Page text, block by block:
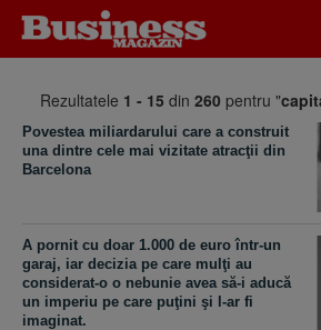
Rezultatele 1 - 15 din 260 pentru "
Povestea miliardarului care a construit
una dintre cele mai vizitate atracţii din
Barcelona
A pornit cu doar 1.000 de euro într-un
garaj, iar decizia pe care mulţi au
considerat-o o nebunie avea să-i aducă
un imperiu pe care puţini şi l-ar fi
imaginat.